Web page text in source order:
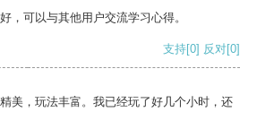
，可以与其他用户交流学习心得。
支持[0] 反对[0]
美，玩法丰富。我已经玩了好几个小时，还